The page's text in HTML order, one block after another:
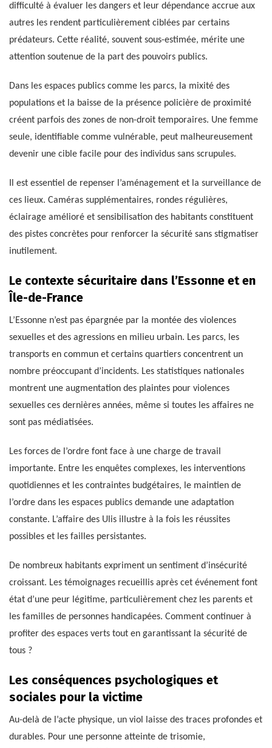
difficulté à évaluer les dangers et leur dépendance accrue aux
autres les rendent particulièrement ciblées par certains
prédateurs. Cette réalité, souvent sous-estimée, mérite une
attention soutenue de la part des pouvoirs publics.
Dans les espaces publics comme les parcs, la mixité des
populations et la baisse de la présence policière de proximité
créent parfois des zones de non-droit temporaires. Une femme
seule, identifiable comme vulnérable, peut malheureusement
devenir une cible facile pour des individus sans scrupules.
Il est essentiel de repenser l’aménagement et la surveillance de
ces lieux. Caméras supplémentaires, rondes régulières,
éclairage amélioré et sensibilisation des habitants constituent
des pistes concrètes pour renforcer la sécurité sans stigmatiser
inutilement.
Le contexte sécuritaire dans l’Essonne et en
Île-de-France
L’Essonne n’est pas épargnée par la montée des violences
sexuelles et des agressions en milieu urbain. Les parcs, les
transports en commun et certains quartiers concentrent un
nombre préoccupant d’incidents. Les statistiques nationales
montrent une augmentation des plaintes pour violences
sexuelles ces dernières années, même si toutes les affaires ne
sont pas médiatisées.
Les forces de l’ordre font face à une charge de travail
importante. Entre les enquêtes complexes, les interventions
quotidiennes et les contraintes budgétaires, le maintien de
l’ordre dans les espaces publics demande une adaptation
constante. L’affaire des Ulis illustre à la fois les réussites
possibles et les failles persistantes.
De nombreux habitants expriment un sentiment d’insécurité
croissant. Les témoignages recueillis après cet événement font
état d’une peur légitime, particulièrement chez les parents et
les familles de personnes handicapées. Comment continuer à
profiter des espaces verts tout en garantissant la sécurité de
tous ?
Les conséquences psychologiques et
sociales pour la victime
Au-delà de l’acte physique, un viol laisse des traces profondes et
durables. Pour une personne atteinte de trisomie,